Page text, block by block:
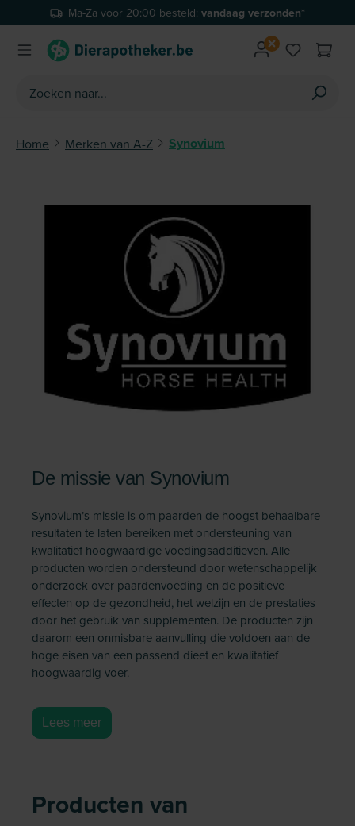
Ga naar de hoofdinhoudMa-Za voor 20:00 besteld: vandaag verzonden*
Je hebt
Home Merken van A-Z Synovium
De missie van Synovium
Synovium’s missie is om paarden de hoogst behaalbare
resultaten te laten bereiken met ondersteuning van
kwalitatief hoogwaardige voedingsadditieven. Alle
producten worden ondersteund door wetenschappelijk
onderzoek over paardenvoeding en de positieve
effecten op de gezondheid, het welzijn en de prestaties
door het gebruik van supplementen. De producten zijn
daarom een onmisbare aanvulling die voldoen aan de
hoge eisen van een passend dieet en kwalitatief
hoogwaardig voer.
Lees meer
Producten van